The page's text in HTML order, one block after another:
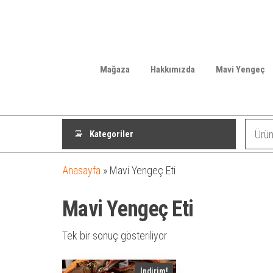
Mağaza Hakkımızda Mavi Yengeç
Kategoriler
Anasayfa » Mavi Yengeç Eti
Mavi Yengeç Eti
Tek bir sonuç gösteriliyor